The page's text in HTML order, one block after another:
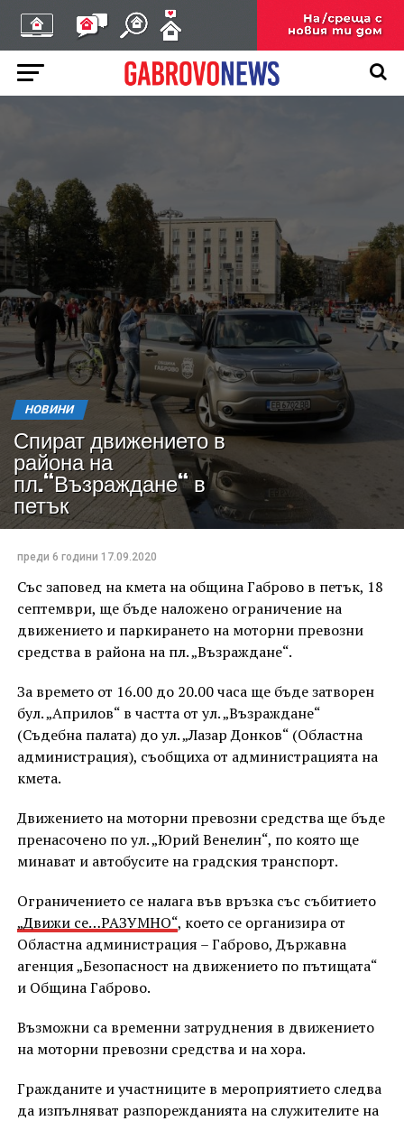
НОВИНИ
Спират движението в
района на
пл.“Възраждане“ в
петък
преди 6 години 17.09.2020
Със заповед на кмета на община Габрово в петък, 18
септември, ще бъде наложено ограничение на
движението и паркирането на моторни превозни
средства в района на пл. „Възраждане“.
За времето от 16.00 до 20.00 часа ще бъде затворен
бул. „Априлов“ в частта от ул. „Възраждане“
(Съдебна палата) до ул. „Лазар Донков“ (Областна
администрация), съобщиха от администрацията на
кмета.
Движението на моторни превозни средства ще бъде
пренасочено по ул. „Юрий Венелин“, по която ще
минават и автобусите на градския транспорт.
Ограничението се налага във връзка със събитието
„Движи се…РАЗУМНО“, което се организира от
Областна администрация – Габрово, Държавна
агенция „Безопасност на движението по пътищата“
и Община Габрово.
Възможни са временни затруднения в движението
на моторни превозни средства и на хора.
Гражданите и участниците в мероприятието следва
да изпълняват разпорежданията на служителите на